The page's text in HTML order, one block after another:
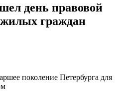
день правовой
граждан
поколение Петербурга для